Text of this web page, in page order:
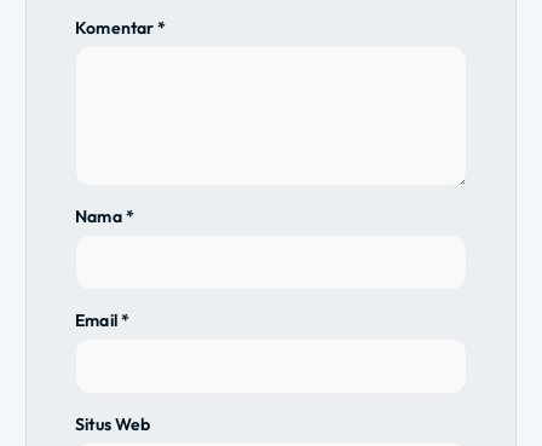
Komentar*
Nama*
Email*
Situs Web